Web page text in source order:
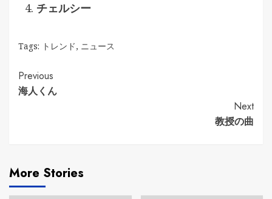
チェルシー
Tags: トレンド, ニュース
Continue
Reading
Previous
海人くん
Next
教授の曲
More Stories